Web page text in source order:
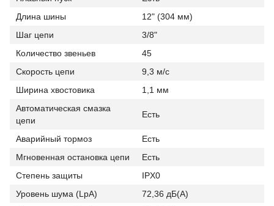
Длина шины
12" (304 мм)
Шаг цепи
3/8"
Количество звеньев
45
Скорость цепи
9,3 м/с
Ширина хвостовика
1,1 мм
Автоматическая смазка
цепи
Есть
Аварийный тормоз
Есть
Мгновенная остановка цепи
Есть
Степень защиты
IPX0
Уровень шума (LpA)
72,36 дБ(А)